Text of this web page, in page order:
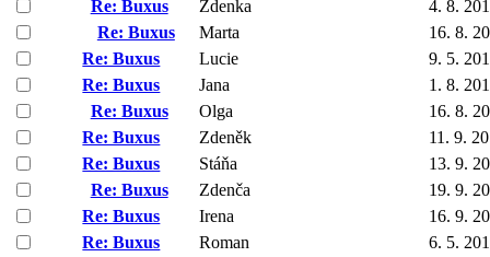
Re: Buxus
Zdenka
4. 8.
Re: Buxus
Marta
16. 8.
Re: Buxus
Lucie
9. 5.
Re: Buxus
Jana
1. 8.
Re: Buxus
Olga
16. 8.
Re: Buxus
Zdeněk
11. 9.
Re: Buxus
Stáňa
13. 9.
Re: Buxus
Zdenča
19. 9.
Re: Buxus
Irena
16. 9.
Re: Buxus
Roman
6. 5.